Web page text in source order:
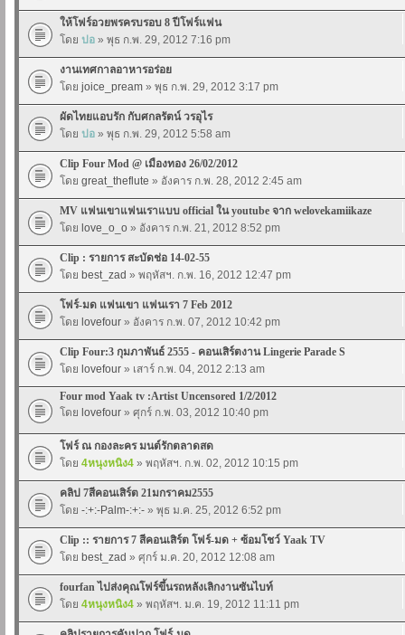
ให้โฟร์อวยพรครบรอบ 8 ปีโฟร์แฟน
โดย ปอ » พุธ ก.พ. 29, 2012 7:16 pm
งานเทศกาลอาหารอร่อย
โดย joice_pream » พุธ ก.พ. 29, 2012 3:17 pm
ผัดไทยแอบรัก กับศกลรัตน์ วรอุไร
โดย ปอ » พุธ ก.พ. 29, 2012 5:58 am
Clip Four Mod @ เมืองทอง 26/02/2012
โดย great_theflute » อังคาร ก.พ. 28, 2012 2:45 am
MV แฟนเขาแฟนเราแบบ official ใน youtube จาก welovekamiikaze
โดย love_o_o » อังคาร ก.พ. 21, 2012 8:52 pm
Clip : รายการ สะบัดช่อ 14-02-55
โดย best_zad » พฤหัสฯ. ก.พ. 16, 2012 12:47 pm
โฟร์-มด แฟนเขา แฟนเรา 7 Feb 2012
โดย lovefour » อังคาร ก.พ. 07, 2012 10:42 pm
Clip Four:3 กุมภาพันธ์ 2555 - คอนเสิร์ตงาน Lingerie Parade S
โดย lovefour » เสาร์ ก.พ. 04, 2012 2:13 am
Four mod Yaak tv :Artist Uncensored 1/2/2012
โดย lovefour » ศุกร์ ก.พ. 03, 2012 10:40 pm
โฟร์ ณ กองละคร มนต์รักตลาดสด
โดย 4หนุงหนิง4 » พฤหัสฯ. ก.พ. 02, 2012 10:15 pm
คลิป 7สีคอนเสิร์ต 21มกราคม2555
โดย -:+:-Palm-:+:- » พุธ ม.ค. 25, 2012 6:52 pm
Clip :: รายการ 7 สีคอนเสิร์ต โฟร์-มด + ซ้อมโชว์ Yaak TV
โดย best_zad » ศุกร์ ม.ค. 20, 2012 12:08 am
fourfan ไปส่งคุณโฟร์ขึ้นรถหลังเลิกงานซันไบท์
โดย 4หนุงหนิง4 » พฤหัสฯ. ม.ค. 19, 2012 11:11 pm